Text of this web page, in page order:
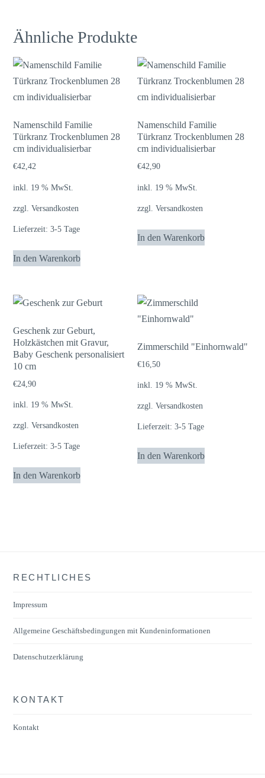
Ähnliche Produkte
Namenschild Familie
Türkranz Trockenblumen 28
cm individualisierbar
€42,42
inkl. 19 % MwSt.
zzgl.Versandkosten
Lieferzeit:3-5 Tage
In den Warenkorb
Namenschild Familie
Türkranz Trockenblumen 28
cm individualisierbar
€42,90
inkl. 19 % MwSt.
zzgl.Versandkosten
In den Warenkorb
Geschenk zur Geburt,
Holzkästchen mit Gravur,
Baby Geschenk personalisiert
10 cm
€24,90
inkl. 19 % MwSt.
zzgl.Versandkosten
Lieferzeit:3-5 Tage
In den Warenkorb
Zimmerschild "Einhornwald"
€16,50
inkl. 19 % MwSt.
zzgl.Versandkosten
Lieferzeit:3-5 Tage
In den Warenkorb
RECHTLICHES
Impressum
Allgemeine Geschäftsbedingungen mit Kundeninformationen
Datenschutzerklärung
KONTAKT
Kontakt